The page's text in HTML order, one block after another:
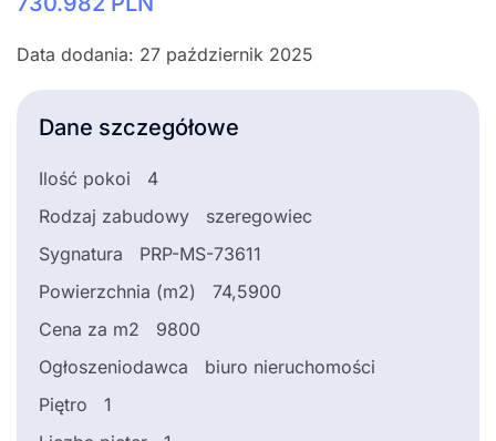
Data dodania: 27 październik 2025
Dane szczegółowe
Ilość pokoi
4
Rodzaj zabudowy
szeregowiec
Sygnatura
PRP-MS-73611
Powierzchnia (m2)
74,5900
Cena za m2
9800
Ogłoszeniodawca
biuro nieruchomości
Piętro
1